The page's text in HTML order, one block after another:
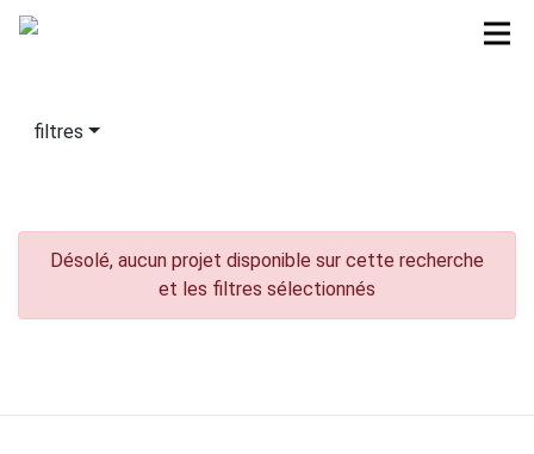
filtres
Désolé, aucun projet disponible sur cette recherche
et les filtres sélectionnés